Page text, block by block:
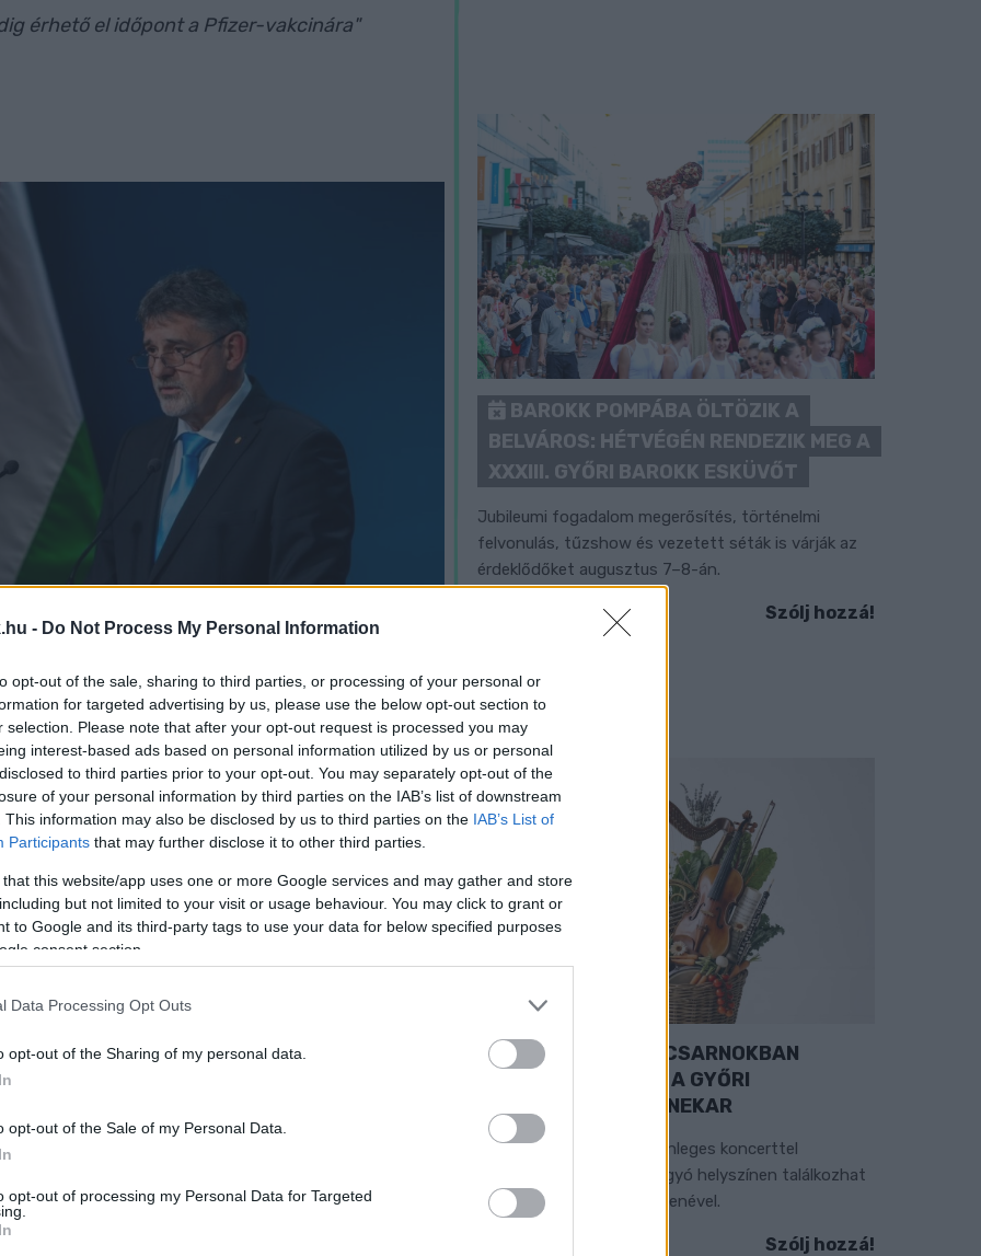
- Do Not Process My Personal Information
opt-out of the sale, sharing to third parties, or processing of your personal or
for targeted advertising by us, please use the below opt-out section to
selection. Please note that after your opt-out request is processed you may
interest-based ads based on personal information utilized by us or personal
to third parties prior to your opt-out. You may separately opt-out of the
of your personal information by third parties on the IAB’s list of downstream
This information may also be disclosed by us to third parties on the IAB’s List of
Participants that may further disclose it to other third parties.
that this website/app uses one or more Google services and may gather and store
but not limited to your visit or usage behaviour. You may click to grant or
to Google and its third-party tags to use your data for below specified purposes
consent section.
Data Processing Opt Outs
opt-out of the Sharing of my personal data.
opt-out of the Sale of my Personal Data.
opt-out of processing my Personal Data for Targeted
érhető el időpont a Pfizer-vakcinára"
hullámának túl vagyunk a nehezén"
adataink lassan, de fokozatosan kedvező
száma a járvány kezdete óta közel
de már csökken a szennyvízben a
volt még egy kis növekedés, de a többi
mértek.
múlva milyen fertőzöttségi adatokat fogunk
a tünetekkel rendelkező betegek és a
BAROKK POMPÁBA ÖLTÖZIK A
BELVÁROS: HÉTVÉGÉN RENDEZIK MEG A
XXXIII. GYŐRI BAROKK ESKÜVŐT
Jubileumi fogadalom megerősítés, történelmi
felvonulás, tűzshow és vezetett séták is várják az
érdeklődőket augusztus 7–8-án.
Szólj hozzá!
EXTRA: A VÁSÁRCSARNOKBAN
NYITJA ÚJ ÉVADÁT A GYŐRI
FILHARMONIKUS ZENEKAR
A „Zenélő piac” című különleges koncerttel
szeptember 7-én rendhagyó helyszínen találkozhat
a közönség a klasszikus zenével.
Szólj hozzá!